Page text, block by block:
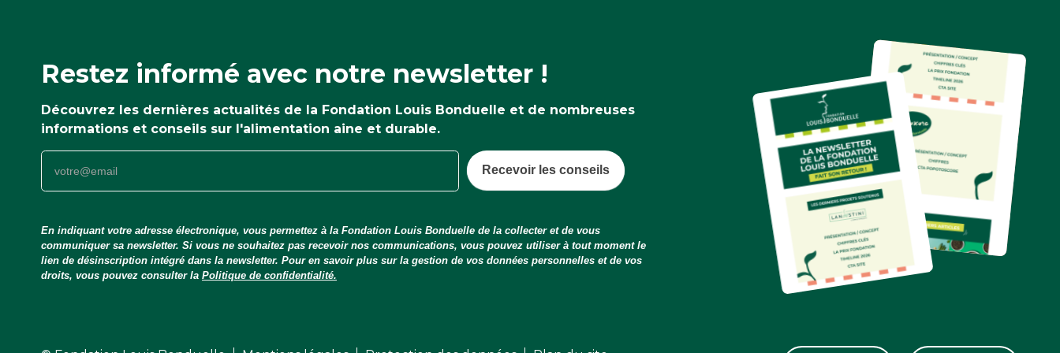
Restez informé avec notre newsletter !
Découvrez les dernières actualités de la Fondation Louis Bonduelle et de nombreuses
informations et conseils sur l'alimentation aine et durable.
Recevoir les conseils
En indiquant votre adresse électronique, vous permettez à la Fondation Louis Bonduelle de la collecter et de vous
communiquer sa newsletter. Si vous ne souhaitez pas recevoir nos communications, vous pouvez utiliser à tout moment le
lien de désinscription intégré dans la newsletter. Pour en savoir plus sur la gestion de vos données personnelles et de vos
droits, vous pouvez consulter la Politique de confidentialité.